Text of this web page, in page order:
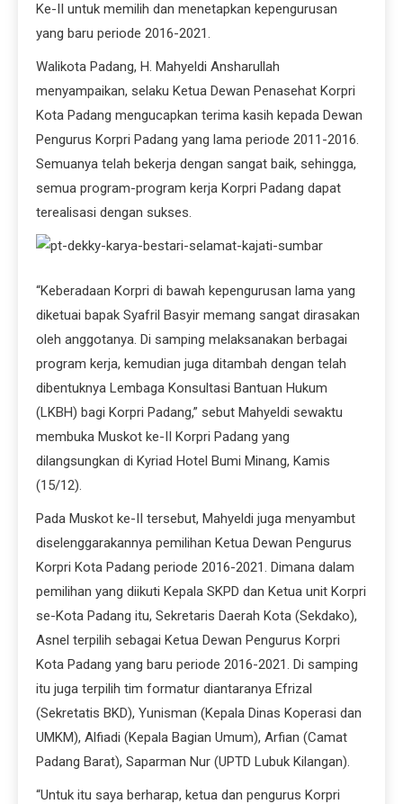
Ke-II untuk memilih dan menetapkan kepengurusan
yang baru periode 2016-2021.
Walikota Padang, H. Mahyeldi Ansharullah
menyampaikan, selaku Ketua Dewan Penasehat Korpri
Kota Padang mengucapkan terima kasih kepada Dewan
Pengurus Korpri Padang yang lama periode 2011-2016.
Semuanya telah bekerja dengan sangat baik, sehingga,
semua program-program kerja Korpri Padang dapat
terealisasi dengan sukses.
“Keberadaan Korpri di bawah kepengurusan lama yang
diketuai bapak Syafril Basyir memang sangat dirasakan
oleh anggotanya. Di samping melaksanakan berbagai
program kerja, kemudian juga ditambah dengan telah
dibentuknya Lembaga Konsultasi Bantuan Hukum
(LKBH) bagi Korpri Padang,” sebut Mahyeldi sewaktu
membuka Muskot ke-II Korpri Padang yang
dilangsungkan di Kyriad Hotel Bumi Minang, Kamis
(15/12).
Pada Muskot ke-II tersebut, Mahyeldi juga menyambut
diselenggarakannya pemilihan Ketua Dewan Pengurus
Korpri Kota Padang periode 2016-2021. Dimana dalam
pemilihan yang diikuti Kepala SKPD dan Ketua unit Korpri
se-Kota Padang itu, Sekretaris Daerah Kota (Sekdako),
Asnel terpilih sebagai Ketua Dewan Pengurus Korpri
Kota Padang yang baru periode 2016-2021. Di samping
itu juga terpilih tim formatur diantaranya Efrizal
(Sekretatis BKD), Yunisman (Kepala Dinas Koperasi dan
UMKM), Alfiadi (Kepala Bagian Umum), Arfian (Camat
Padang Barat), Saparman Nur (UPTD Lubuk Kilangan).
“Untuk itu saya berharap, ketua dan pengurus Korpri